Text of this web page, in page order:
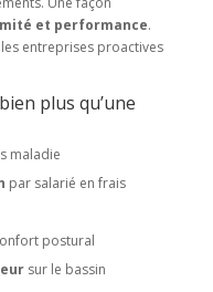
et performance.
entreprises proactives
plus qu’une
maladie
par salarié en frais
postural
sur le bassin